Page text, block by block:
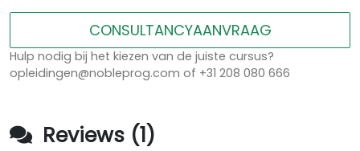
CONSULTANCYAANVRAAG
Hulp nodig bij het kiezen van de juiste cursus?
opleidingen@nobleprog.com of +31 208 080 666
Reviews (1)